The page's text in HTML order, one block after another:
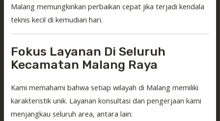
Malang memungkinkan perbaikan cepat jika terjadi kendala
teknis kecil di kemudian hari.
Fokus Layanan Di Seluruh
Kecamatan Malang Raya
Kami memahami bahwa setiap wilayah di Malang memiliki
karakteristik unik. Layanan konsultasi dan pengerjaan kami
menjangkau seluruh area, antara lain: